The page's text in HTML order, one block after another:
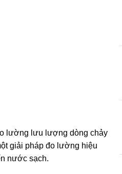
lường lưu lượng dòng chảy
giải pháp đo lường hiệu
nước sạch.